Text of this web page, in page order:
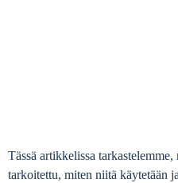
Tässä artikkelissa
tarkoitettu, miten niitä käytetään